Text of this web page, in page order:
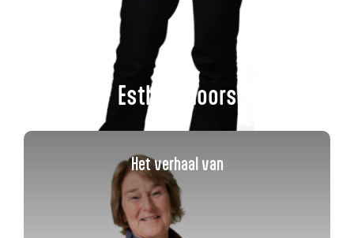
Esther Moors
Het verhaal van